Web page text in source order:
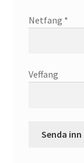
Netfang *
Veffang